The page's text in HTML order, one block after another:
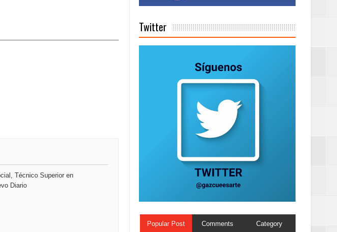
le otorga cinco premios adicionales
regala el “Canto a la Patria” en la clausura
Técnico Superior en
Diario
Twitter
Popular Post Comments Category